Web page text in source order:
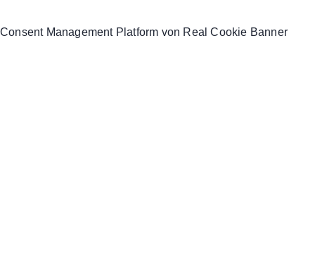
Consent Management Platform von Real Cookie Banner